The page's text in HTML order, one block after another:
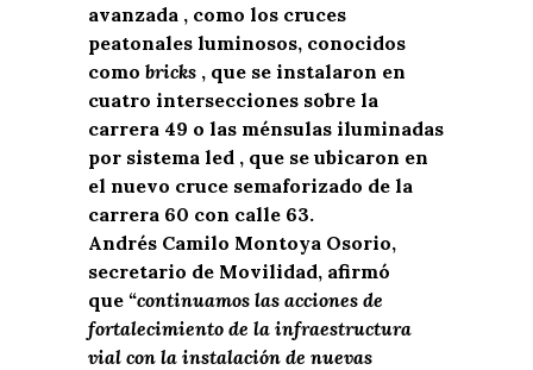
avanzada , como los cruces
peatonales luminosos, conocidos
como bricks , que se instalaron en
cuatro intersecciones sobre la
carrera 49 o las ménsulas iluminadas
por sistema led , que se ubicaron en
el nuevo cruce semaforizado de la
carrera 60 con calle 63.
Andrés Camilo Montoya Osorio,
secretario de Movilidad, afirmó
que “continuamos las acciones de
fortalecimiento de la infraestructura
vial con la instalación de nuevas